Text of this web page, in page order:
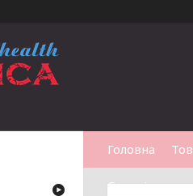
Головна
Статті